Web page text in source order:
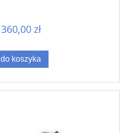
360,00 zł
do koszyka